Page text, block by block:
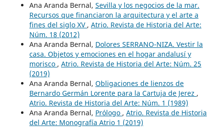
Ana Aranda Bernal, Sevilla y los negocios de la mar.
Recursos que financiaron la arquitectura y el arte a
fines del siglo XV , Atrio. Revista de Historia del Arte:
Núm. 18 (2012)
Ana Aranda Bernal, Dolores SERRANO-NIZA. Vestir la
casa. Objetos y emociones en el hogar andalusí y
morisco , Atrio. Revista de Historia del Arte: Núm. 25
(2019)
Ana Aranda Bernal, Obligaciones de lienzos de
Bernardo Germán Lorente para la Cartuja de Jerez ,
Atrio. Revista de Historia del Arte: Núm. 1 (1989)
Ana Aranda Bernal, Prólogo , Atrio. Revista de Historia
del Arte: Monografía Atrio 1 (2019)